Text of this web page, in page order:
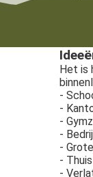
Het is
-
-
-
-
-
- Thuis
-